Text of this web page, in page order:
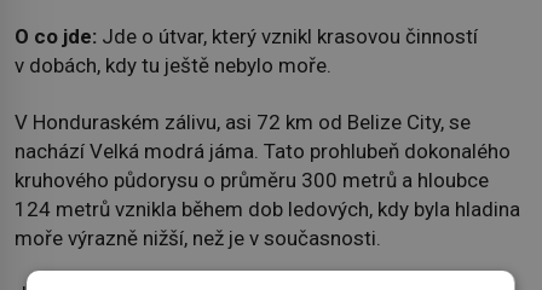
O co jde: Jde o útvar, který vznikl krasovou činností
v dobách, kdy tu ještě nebylo moře.
V Honduraském zálivu, asi 72 km od Belize City, se
nachází Velká modrá jáma. Tato prohlubeň dokonalého
kruhového půdorysu o průměru 300 metrů a hloubce
124 metrů vznikla během dob ledových, kdy byla hladina
moře výrazně nižší, než je v současnosti.